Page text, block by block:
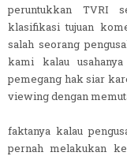
peruntukkan TVRI
klasifikasi tujuan
salah seorang
kami kalau
pemegang hak siar
viewing dengan
faktanya kalau
pernah melakukan